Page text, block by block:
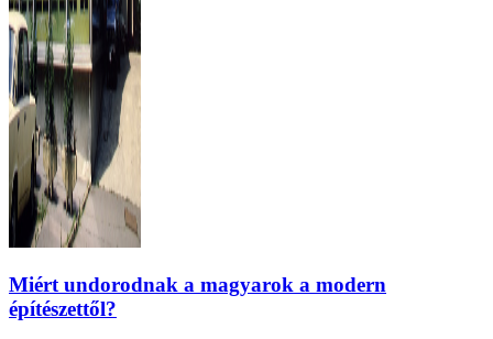
Miért undorodnak a magyarok a modern
építészettől?